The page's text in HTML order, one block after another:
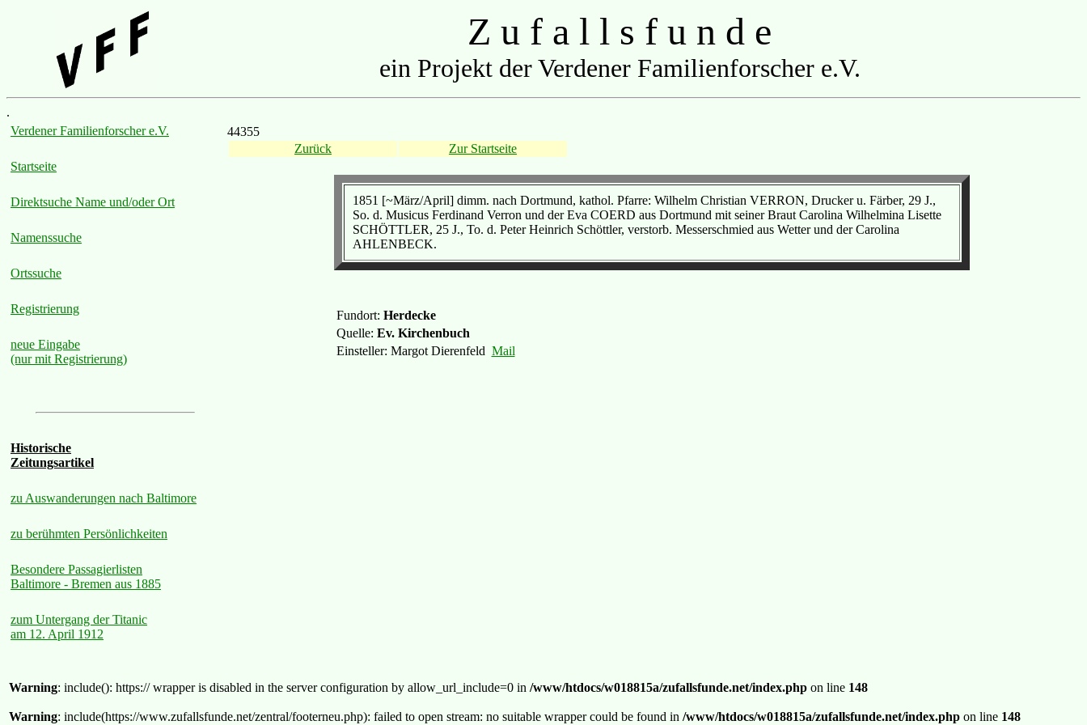
Z u f a l l s f u n d e
ein Projekt der Verdener Familienforscher e.V.
.
Verdener Familienforscher e.V.
Startseite
Direktsuche Name und/oder Ort
Namenssuche
Ortssuche
Registrierung
neue Eingabe
(nur mit Registrierung)
Historische
Zeitungsartikel
zu Auswanderungen nach Baltimore
zu berühmten Persönlichkeiten
Besondere Passagierlisten
Baltimore - Bremen aus 1885
zum Untergang der Titanic
am 12. April 1912
44355
Zurück
Zur Startseite
1851 [~März/April] dimm. nach Dortmund, kathol. Pfarre: Wilhelm Christian VERRON, Drucker u. Färber, 29 J.,
So. d. Musicus Ferdinand Verron und der Eva COERD aus Dortmund mit seiner Braut Carolina Wilhelmina Lisette
SCHÖTTLER, 25 J., To. d. Peter Heinrich Schöttler, verstorb. Messerschmied aus Wetter und der Carolina
AHLENBECK.
Fundort: Herdecke
Quelle: Ev. Kirchenbuch
Einsteller: Margot Dierenfeld Mail
Warning: include(): https:// wrapper is disabled in the server configuration by allow_url_include=0 in /www/htdocs/w018815a/zufallsfunde.net/index.php on line 148
Warning: include(https://www.zufallsfunde.net/zentral/footerneu.php): failed to open stream: no suitable wrapper could be found in /www/htdocs/w018815a/zufallsfunde.net/index.php on line 148